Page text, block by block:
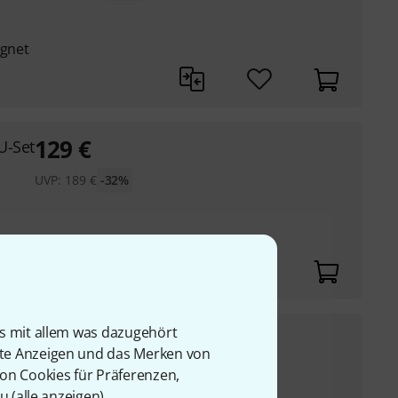
mit allem was dazugehört
Anzeigen und das Merken von
Cookies für Präferenzen,
Set129 €
UVP: 189 € -32%
29,90€
UVP:45,99 € -35%